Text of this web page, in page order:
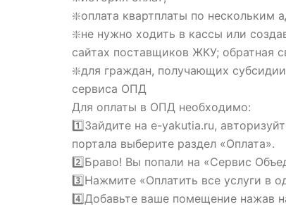
❇️оплата квартплаты по нескольким
❇️не нужно ходить в кассы или
сайтах поставщиков ЖКУ; обратная
❇️для граждан, получающих
сервиса ОПД
Для оплаты в ОПД необходимо:
1️⃣Зайдите на e-yakutia.ru,
портала выберите раздел «Оплата».
2️⃣Браво! Вы попали на «Сервис
3️⃣Нажмите «Оплатить все услуги в
4️⃣Добавьте ваше помещение нажав